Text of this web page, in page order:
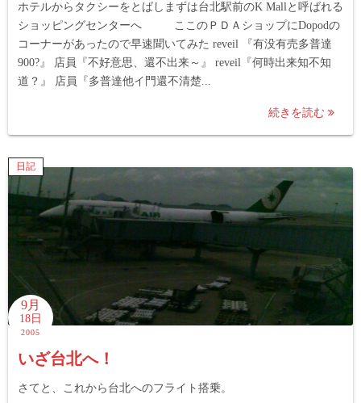
ホテルからタクシーをとばしまずは台北駅前のK Mallと呼ばれる
ショッピングセンターへ ここのＰＤＡショップにDopodの
コーナーがあったので早速聞いてみた reveil 『有没有売多普達
900?』 店員『不好意思、還不出来～』 reveil『何時出来知不知
道？』 店員『多普達他イ門還不清楚...
続きを読む
日記
9月
18日
2005
いざ台北へ！
さてと、これから台北へのフライト搭乗。